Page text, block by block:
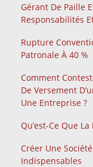
Gérant De Paille
Responsabilités
Rupture
Patronale À 40 %
Comment
De Versement
Une Entreprise ?
Qu’est-Ce Que
Créer Une
Indispensables